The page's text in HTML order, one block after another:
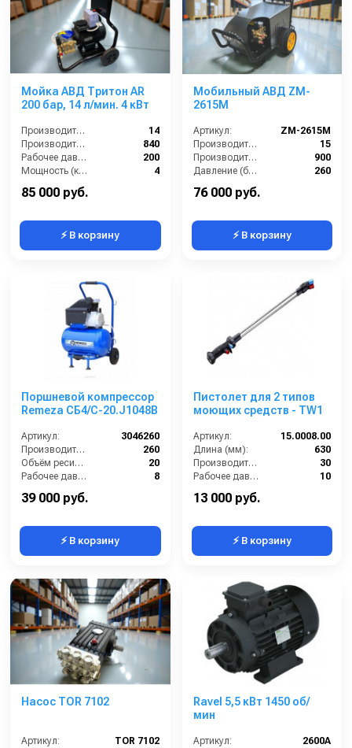
Мойка АВД Тритон AR
200 бар, 14 л/мин. 4 кВт
Производительность (л/мин):
14
Производительность (л/ч):
840
Рабочее давление (бар):
200
Мощность (кВт):
4
85 000 руб.
⚡ В корзину
Мобильный АВД ZM-
2615M
Артикул:
ZM-2615M
Производительность (л/мин):
15
Производительность (л/ч):
900
Давление (бар):
260
76 000 руб.
⚡ В корзину
Поршневой компрессор
Remeza СБ4/С-20.J1048B
Артикул:
3046260
Производительность (л/мин):
260
Объём ресивера (л):
20
Рабочее давление (бар):
8
39 000 руб.
⚡ В корзину
Пистолет для 2 типов
моющих средств - TW1
Артикул:
15.0008.00
Длина (мм):
630
Производительность (л/мин):
30
Рабочее давление (бар):
10
13 000 руб.
⚡ В корзину
Насос TOR 7102
Артикул:
TOR 7102
Ravel 5,5 кВт 1450 об/
мин
Артикул:
2600A